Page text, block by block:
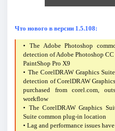
Что нового в версии 1.5.108:
• The Adobe Photoshop
detection of Adobe Photoshop
PaintShop Pro X9
• The CorelDRAW Graphics
detection of CorelDRAW
purchased from corel.com,
workflow
• The CorelDRAW Graphics
Suite common plug-in location
• Lag and performance issues